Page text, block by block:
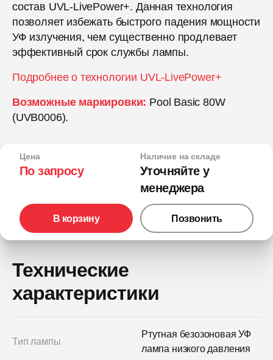
состав UVL-LivePower+. Данная технология
позволяет избежать быстрого падения мощности
УФ излучения, чем существенно продлевает
эффективный срок службы лампы.
Подробнее о технологии UVL-LivePower+
Возможные маркировки: Pool Basic 80W
(UVB0006).
Цена
По запросу
Наличие на складе
Уточняйте у
менеджера
В корзину Позвонить
Технические
характеристики
Тип лампы
Ртутная безозоновая УФ
лампа низкого давления